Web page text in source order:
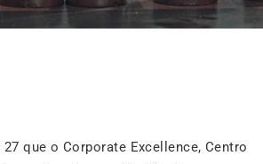
que o Corporate Excellence, Centro